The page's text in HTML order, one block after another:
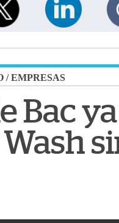
/EMPRESAS
Bac